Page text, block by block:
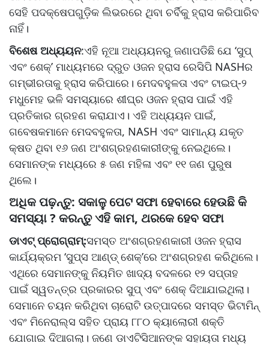
ସେହି ପଦକ୍ଷେପଗୁଡ଼ିକ ଲିଭରରେ ଥିବା ଚର୍ବିକୁ ହ୍ରାସ କରିପାରିବ
ନାହିଁ।
ବିଶେଷ ଅଧ୍ୟୟନ:ଏହି ନୂଆ ଅଧ୍ୟୟନରୁ ଜଣାପଡିଛି ଯେ ‘ସୁପ୍
ଏବଂ ଶେକ୍’ ମାଧ୍ୟମରେ ଦ୍ରୁତ ଓଜନ ହ୍ରାସ ରେସିପି NASHର
ଗମ୍ଭୀରତାକୁ ହ୍ରାସ କରିପାରେ। ମେଦବହୁଳତା ଏବଂ ଟାଇପ୍-୨
ମଧୁମେହ ଭଳି ସମସ୍ୟାରେ ଶୀଘ୍ର ଓଜନ ହ୍ରାସ ପାଇଁ ଏହି
ପ୍ରତିକାର ଗ୍ରହଣ କରାଯାଏ। ଏହି ଅଧ୍ୟୟନ ପାଇଁ,
ଗବେଷକମାନେ ମେଦବହୁଳତା, NASH ଏବଂ ସାମାନ୍ୟ ଯକୃତ
କ୍ଷତ ଥିବା ୧୬ ଜଣ ଅଂଶଗ୍ରହଣକାରୀଙ୍କୁ ନେଇଥିଲେ।
ସେମାନଙ୍କ ମଧ୍ୟରେ ୫ ଜଣ ମହିଳା ଏବଂ ୧୧ ଜଣ ପୁରୁଷ
ଥିଲେ।
ଅଧିକ ପଢ଼ନ୍ତୁ: ସକାଳୁ ପେଟ ସଫା ହେବାରେ ହେଉଛି କି
ସମସ୍ୟା ? କରନ୍ତୁ ଏହି କାମ, ଥରକେ ହେବ ସଫା
ଡାଏଟ୍ ପ୍ରୋଗ୍ରାମ୍:ସମସ୍ତ ଅଂଶଗ୍ରହଣକାରୀ ଓଜନ ହ୍ରାସ
କାର୍ଯ୍ୟକ୍ରମ ‘ସୁପ୍ସ ଆଣ୍ଡ୍ ଶେକ୍’ରେ ଅଂଶଗ୍ରହଣ କରିଥିଲେ।
ଏଥିରେ ସେମାନଙ୍କୁ ନିୟମିତ ଖାଦ୍ୟ ବଦଳରେ ୧୨ ସପ୍ତାହ
ପାଇଁ ସ୍ୱତନ୍ତ୍ର ପ୍ରକାରର ସୁପ୍ ଏବଂ ଶେକ୍ ଦିଆଯାଇଥିଲା।
ସେମାନେ ଚୟନ କରିଥିବା ଚାରୋଟି ଉତ୍ପାଦରେ ସମସ୍ତ ଭିଟାମିନ୍
ଏବଂ ମିନେରାଲ୍ସ ସହିତ ପ୍ରାୟ ୮୮୦ କ୍ୟାଲୋରୀ ଶକ୍ତି
ଯୋଗାଇ ଦିଆଗଲା। ଜଣେ ଡାଏଟିସିଆନଙ୍କ ସହାୟତା ମଧ୍ୟ